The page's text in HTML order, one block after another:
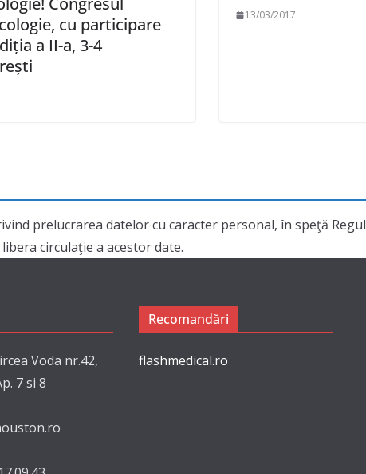
cu participare
a II-a, 3-4
13/03/2017
prelucrarea datelor cu caracter personal, în speţă
circulaţie a acestor date.
Voda nr.42,
7 si 8
Recomandări
flashmedical.ro